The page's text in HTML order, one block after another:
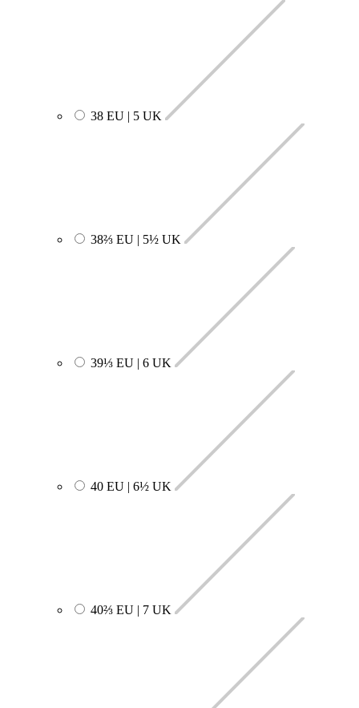
38 EU | 5 UK
38⅔ EU | 5½ UK
39⅓ EU | 6 UK
40 EU | 6½ UK
40⅔ EU | 7 UK